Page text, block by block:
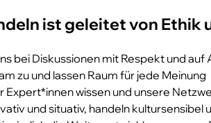
ist geleitet von Ethik
bei Diskussionen mit Respekt und auf
zu und lassen Raum für jede Meinung
Expert*innen wissen und unsere
und situativ, handeln kultursensibel